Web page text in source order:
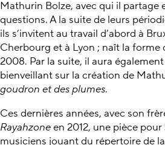
Mathurin Bolze, avec qui il partage
questions. A la suite de leurs
ils s’invitent au travail d’abord à
Cherbourg et à Lyon ; naît la
2008. Par la suite, il aura
bienveillant sur la création de
goudron et des plumes.
Ces dernières années, avec son
Rayahzoneen 2012, une pièce
musiciens jouant du répertoire de